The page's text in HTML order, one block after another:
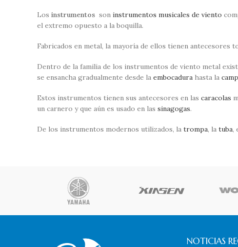
Los instrumentos son instrumentos musicales de viento
el extremo opuesto a la boquilla.
Fabricados en metal, la mayoría de ellos tienen antecesores
Dentro de la familia de los instrumentos de viento metal
se ensancha gradualmente desde la embocadura hasta la
Estos instrumentos tienen sus antecesores en las caracolas
un carnero y que aún es usado en las sinagogas.
De los instrumentos modernos utilizados, la trompa, la tuba,
NOTICIAS